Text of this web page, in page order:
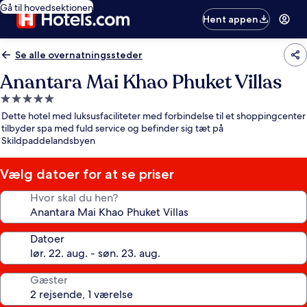
Gå til hovedsektionen
Hent appen
Se alle overnatningssteder
Anantara Mai Khao Phuket Villas
5.0-
stjernet
overnatningssted
Dette hotel med luksusfaciliteter med forbindelse til et shoppingcenter
tilbyder spa med fuld service og befinder sig tæt på
Skildpaddelandsbyen
Vælg datoer for at se priser
Hvor skal du hen?
Datoer
Gæster